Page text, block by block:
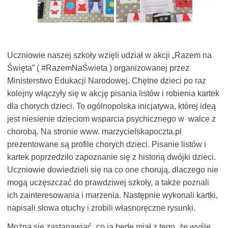
Uczniowie naszej szkoły wzięli udział w akcji „Razem na
Święta” ( #RazemNaŚwieta ) organizowanej przez
Ministerstwo Edukacji Narodowej. Chętne dzieci po raz
kolejny włączyły się w akcję pisania listów i robienia kartek
dla chorych dzieci. To ogólnopolska inicjatywa, której ideą
jest niesienie dzieciom wsparcia psychicznego w walce z
chorobą. Na stronie www. marzycielskapoczta.pl
prezentowane są profile chorych dzieci. Pisanie listów i
kartek poprzedziło zapoznanie się z historią dwójki dzieci.
Uczniowie dowiedzieli się na co one chorują, dlaczego nie
mogą uczęszczać do prawdziwej szkoły, a także poznali
ich zainteresowania i marzenia. Następnie wykonali kartki,
napisali słowa otuchy i zrobili własnoręczne rysunki.